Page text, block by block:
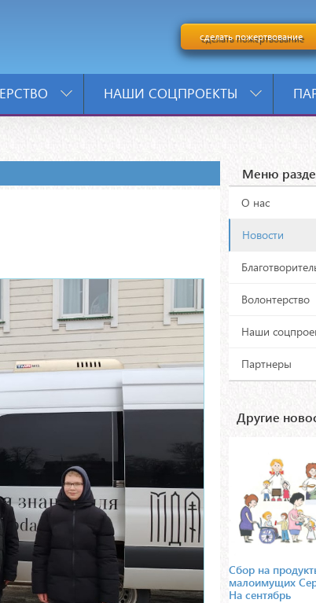
сделать пожертвование
НАШИ СОЦПРОЕКТЫ
Меню
О нас
Новости
Волонтерство
Наши
Партнеры
Другие
Сбор на
малоимущих
На сентябрь